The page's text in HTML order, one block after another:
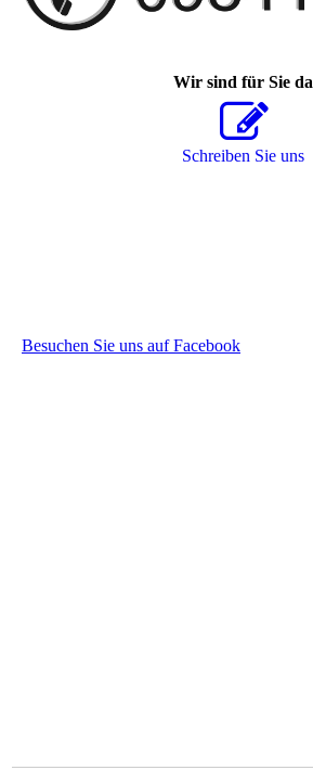
Wir sind für Sie da
Schreiben Sie uns
Besuchen Sie uns auf Facebook